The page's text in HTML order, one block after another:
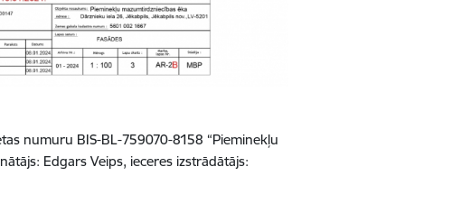
numuru BIS-BL-759070-8158 “Pieminekļu
Edgars Veips, ieceres izstrādātājs: